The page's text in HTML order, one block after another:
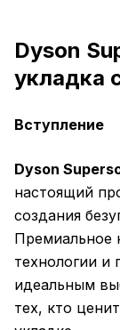
Dyson
укладка
Вступление
Dyson
настоящий
создания
Премиальное
технологии и
идеальным
тех, кто